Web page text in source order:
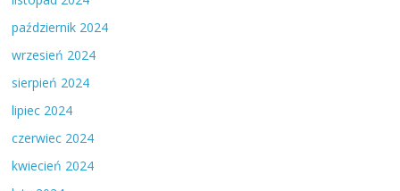
październik 2024
wrzesień 2024
sierpień 2024
lipiec 2024
czerwiec 2024
kwiecień 2024